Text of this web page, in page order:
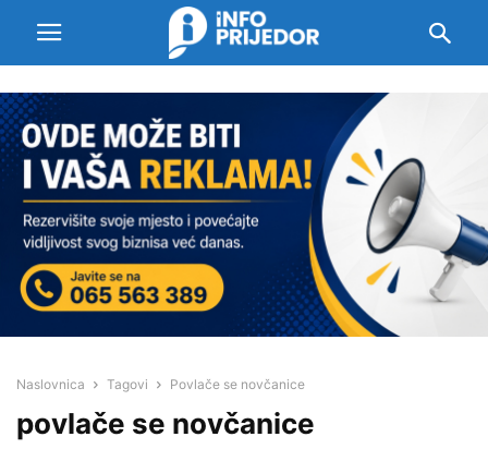
Naslovnica Tagovi Povlače se novčanice
povlače se novčanice